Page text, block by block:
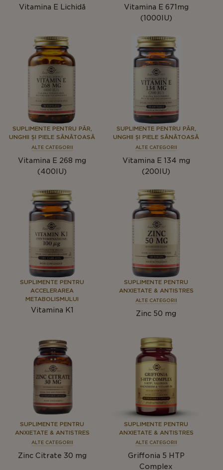
Vitamina E Lichidă
Vitamina E 671mg
(1000IU)
SUPLIMENTE PENTRU PĂR,
UNGHII ȘI PIELE SĂNĂTOASĂ
ALTE CATEGORII
Vitamina E 268 mg
(400IU)
SUPLIMENTE PENTRU PĂR,
UNGHII ȘI PIELE SĂNĂTOASĂ
ALTE CATEGORII
Vitamina E 134 mg
(200IU)
SUPLIMENTE PENTRU
ACCELERAREA
METABOLISMULUI
Vitamina K1
SUPLIMENTE PENTRU
ANXIETATE & ANTISTRES
ALTE CATEGORII
Zinc 50 mg
SUPLIMENTE PENTRU
ANXIETATE & ANTISTRES
ALTE CATEGORII
Zinc Citrate 30 mg
SUPLIMENTE PENTRU
ANXIETATE & ANTISTRES
ALTE CATEGORII
Griffonia 5 HTP
Complex